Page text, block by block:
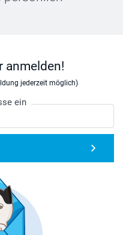
anmelden!
jederzeit möglich)
ein